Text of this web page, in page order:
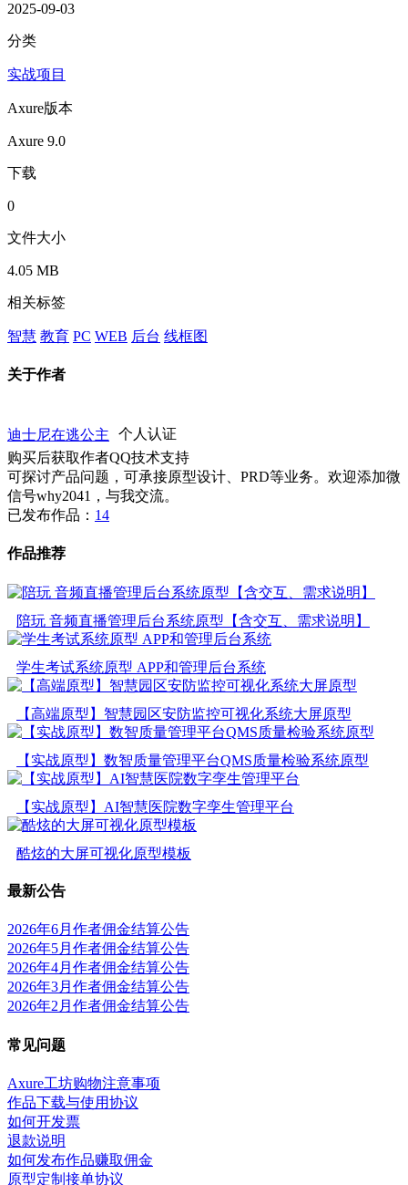
2025-09-03
分类
实战项目
Axure版本
Axure 9.0
下载
0
文件大小
4.05 MB
相关标签
智慧 教育 PC WEB 后台 线框图
关于作者
迪士尼在逃公主
个人认证
购买后获取作者QQ技术支持
可探讨产品问题，可承接原型设计、PRD等业务。欢迎添加微
信号why2041，与我交流。
已发布作品： 14
作品推荐
陪玩 音频直播管理后台系统原型【含交互、需求说明】
学生考试系统原型 APP和管理后台系统
【高端原型】智慧园区安防监控可视化系统大屏原型
【实战原型】数智质量管理平台QMS质量检验系统原型
【实战原型】AI智慧医院数字孪生管理平台
酷炫的大屏可视化原型模板
最新公告
2026年6月作者佣金结算公告
2026年5月作者佣金结算公告
2026年4月作者佣金结算公告
2026年3月作者佣金结算公告
2026年2月作者佣金结算公告
常见问题
Axure工坊购物注意事项
作品下载与使用协议
如何开发票
退款说明
如何发布作品赚取佣金
原型定制接单协议